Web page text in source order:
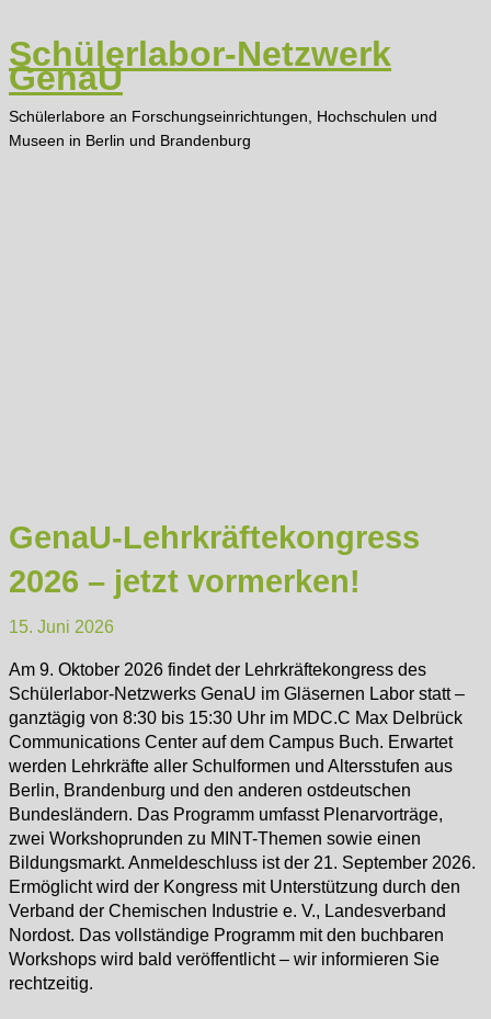
Inhalt
springen
Schülerlabor-Netzwerk
GenaU
Schülerlabore an Forschungseinrichtungen, Hochschulen und
Museen in Berlin und Brandenburg
GenaU-Lehrkräftekongress
2026 – jetzt vormerken!
15. Juni 2026
Am 9. Oktober 2026 findet der Lehrkräftekongress des
Schülerlabor-Netzwerks GenaU im Gläsernen Labor statt –
ganztägig von 8:30 bis 15:30 Uhr im MDC.C Max Delbrück
Communications Center auf dem Campus Buch. Erwartet
werden Lehrkräfte aller Schulformen und Altersstufen aus
Berlin, Brandenburg und den anderen ostdeutschen
Bundesländern. Das Programm umfasst Plenarvorträge,
zwei Workshoprunden zu MINT-Themen sowie einen
Bildungsmarkt. Anmeldeschluss ist der 21. September 2026.
Ermöglicht wird der Kongress mit Unterstützung durch den
Verband der Chemischen Industrie e. V., Landesverband
Nordost. Das vollständige Programm mit den buchbaren
Workshops wird bald veröffentlicht – wir informieren Sie
rechtzeitig.